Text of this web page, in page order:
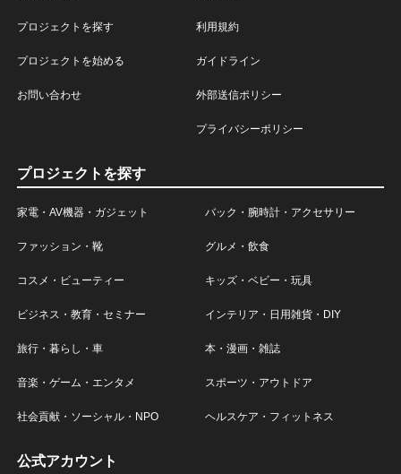
プロジェクトを探す
プロジェクトを始める
お問い合わせ
利用規約
ガイドライン
外部送信ポリシー
プライバシーポリシー
プロジェクトを探す
家電・AV機器・ガジェット バック・腕時計・アクセサリー
ファッション・靴 グルメ・飲食
コスメ・ビューティー キッズ・ベビー・玩具
ビジネス・教育・セミナー インテリア・日用雑貨・DIY
旅行・暮らし・車 本・漫画・雑誌
音楽・ゲーム・エンタメ スポーツ・アウトドア
社会貢献・ソーシャル・NPO ヘルスケア・フィットネス
公式アカウント